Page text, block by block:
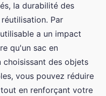
la durabilité des
Par
a un impact
qu'un sac en
choisissant des objets
vous pouvez réduire
en renforçant votre